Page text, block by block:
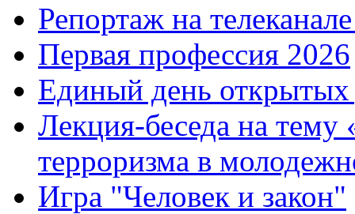
Репортаж на
Первая профессия 2026
Единый день открытых
Лекция-беседа на тему
терроризма в
Игра "Человек и закон"